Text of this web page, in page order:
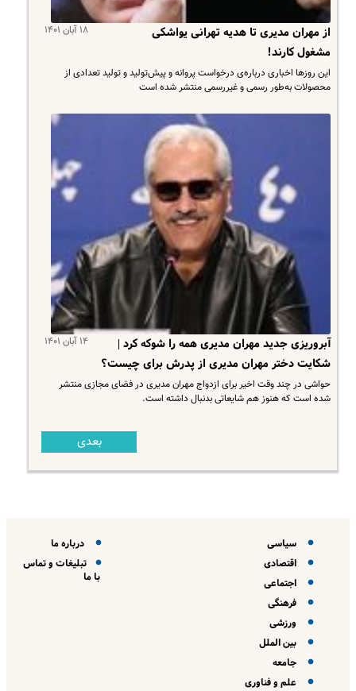
۱۸ آبان ۱۴۰۱
از مهران مدیری تا هدیه تهرانی یواشکی
مشغول کارند!
این روزها اخباری درباره‌ی درخواست پروانه و پیش‌تولید و تولید تعدادی از
محصولات به‌طور رسمی و غیررسمی منتشر شده است
۱۴ آبان ۱۴۰۱
آبروریزی جدید مهران مدیری همه را شوکه کرد |
شکایت دختر مهران مدیری از پدرش برای چیست؟
حواشی در چند وقت اخیر برای ازدواج مهران مدیری در فضای مجازی منتشر
شده است که هنوز هم شایعاتی بدنبال داشته است.
بعدی
سیاسی
اقتصادی
اجتماعی
فرهنگی
ورزشی
بین الملل
جامعه
علم و فناوری
درباره ما
تبلیغات و تماس
با ما